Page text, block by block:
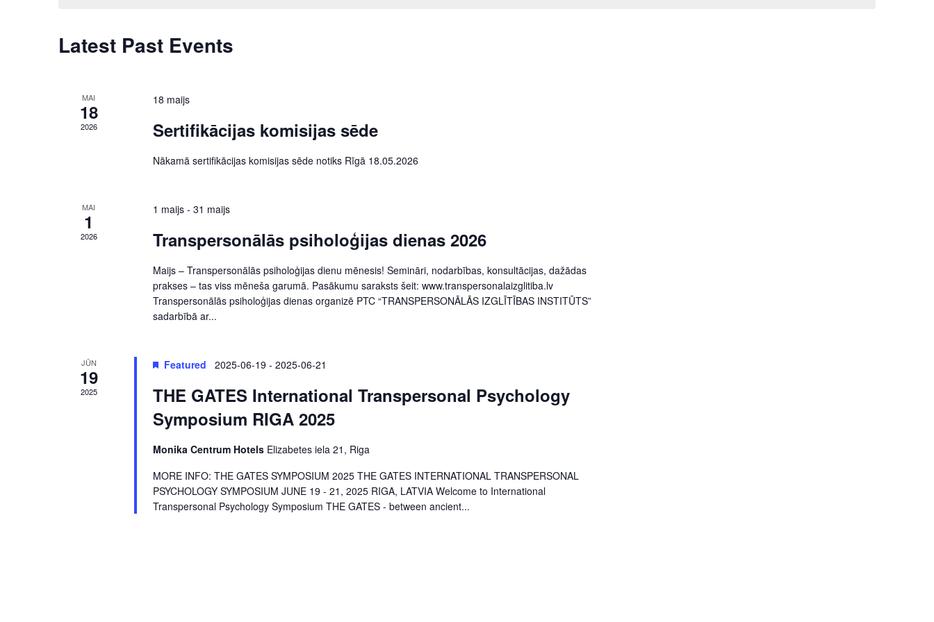
Latest Past Events
MAI
18
2026
18 maijs
Sertifikācijas komisijas sēde
Nākamā sertifikācijas komisijas sēde notiks Rīgā 18.05.2026
MAI
1
2026
1 maijs- 31 maijs
Transpersonālās psiholoģijas dienas 2026
Maijs – Transpersonālās psiholoģijas dienu mēnesis! Semināri, nodarbības, konsultācijas, dažādas
prakses – tas viss mēneša garumā. Pasākumu saraksts šeit: www.transpersonalaizglitiba.lv
Transpersonālās psiholoģijas dienas organizē PTC “TRANSPERSONĀLĀS IZGLĪTĪBAS INSTITŪTS”
sadarbībā ar...
JŪN
19
2025
Featured 2025-06-19 - 2025-06-21
THE GATES International Transpersonal Psychology
Symposium RIGA 2025
Monika Centrum Hotels Elizabetes iela 21, Riga
MORE INFO: THE GATES SYMPOSIUM 2025 THE GATES INTERNATIONAL TRANSPERSONAL
PSYCHOLOGY SYMPOSIUM JUNE 19 - 21, 2025 RIGA, LATVIA Welcome to International
Transpersonal Psychology Symposium THE GATES - between ancient...